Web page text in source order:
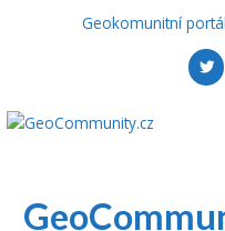
Geokomunitní